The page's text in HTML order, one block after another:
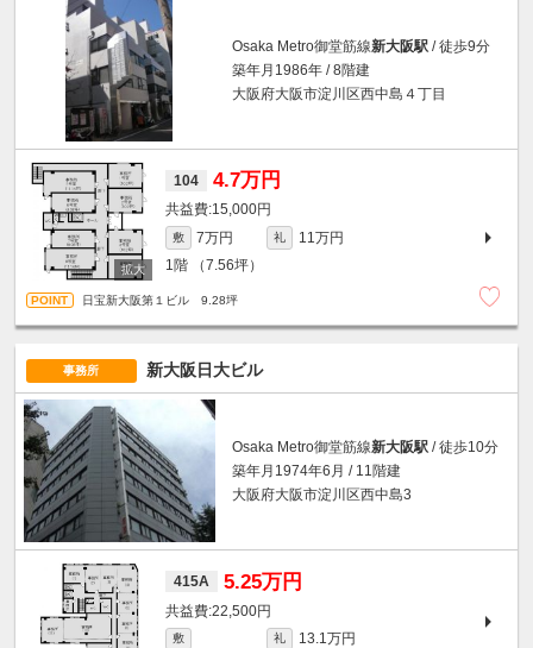
Osaka Metro御堂筋線新大阪駅 / 徒歩9分
築年月1986年 / 8階建
大阪府大阪市淀川区西中島４丁目
104 4.7万円
15,000円
敷 7万円 礼
11万円
1階
（7.56坪）
日宝新大阪第１ビル 9.28坪
事務所 新大阪日大ビル
Osaka Metro御堂筋線新大阪駅 / 徒歩10分
築年月1974年6月 / 11階建
大阪府大阪市淀川区西中島3
415A 5.25万円
22,500円
敷 礼
13.1万円